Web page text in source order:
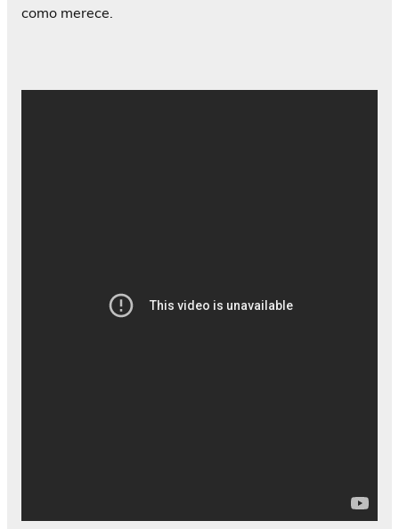
como merece.